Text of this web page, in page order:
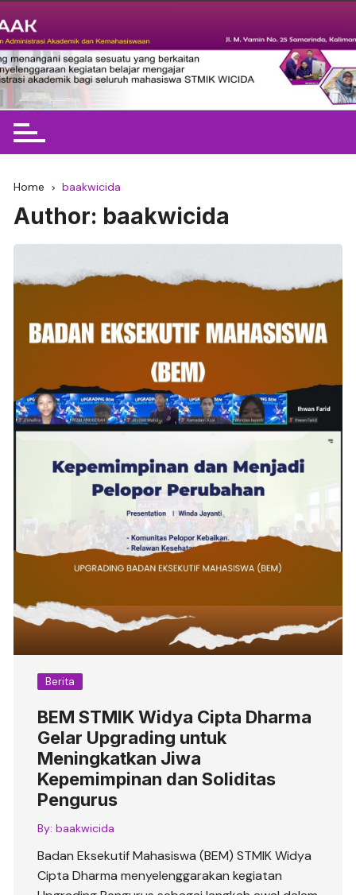
to
content
BAAK STMIK Widya Cipta
Dharma
Home baakwicida
Author: baakwicida
Berita
BEM STMIK Widya Cipta Dharma
Gelar Upgrading untuk
Meningkatkan Jiwa
Kepemimpinan dan Soliditas
Pengurus
By: baakwicida
Badan Eksekutif Mahasiswa (BEM) STMIK Widya
Cipta Dharma menyelenggarakan kegiatan